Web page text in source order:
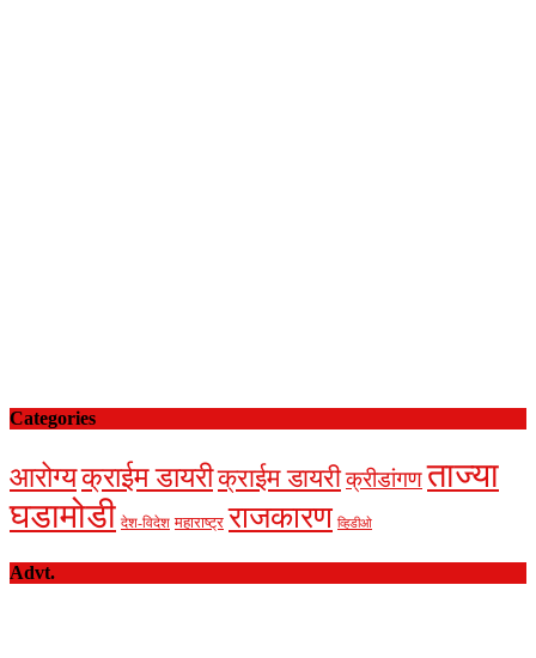
Categories
आरोग्यक्राईम डायरीक्राईम डायरीक्रीडांगणताज्या
घडामोडी देश-विदेश महाराष्ट्र राजकारण व्हिडीओ
Advt.